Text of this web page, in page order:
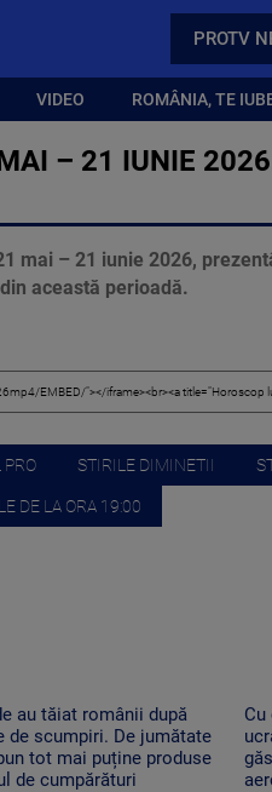
PROTV
VIDEO ROMÂNIA, TE
– 21 IUNIE
mai – 21 iunie 2026,
această perioadă.
PRO STIRILE DIMINETII
DE LA ORA 19:00
au tăiat românii după
de scumpiri. De jumătate
tot mai puține produse
de cumpărături